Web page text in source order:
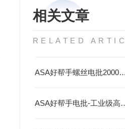
相关文章
RELATED
ASA好帮手螺丝电批2000转刷电批：无尘车间/千万次刹车的工业神器
ASA好帮手电批-工业级高精度